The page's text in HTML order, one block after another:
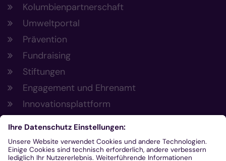
Kolumbienpartnerschaft
Umweltportal
Prävention
Fundraising
Stiftungen
Engagement und Ehrenamt
Innovationsplattform
Aus der Plattform
Nachrichten